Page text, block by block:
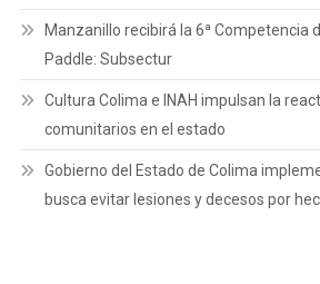
Manzanillo recibirá la 6ª Competencia
Paddle: Subsectur
Cultura Colima e INAH impulsan la
comunitarios en el estado
Gobierno del Estado de Colima
busca evitar lesiones y decesos por